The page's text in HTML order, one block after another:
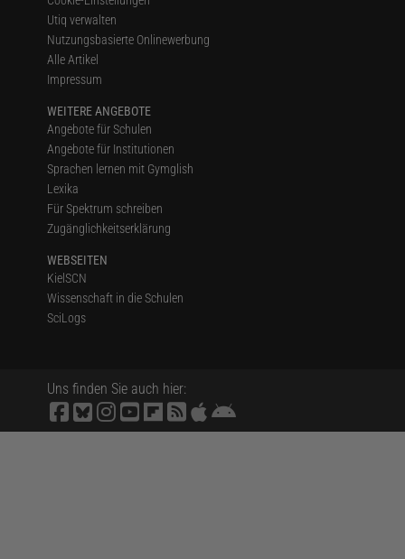
Utiq verwalten
Nutzungsbasierte Onlinewerbung
Alle Artikel
Impressum
WEITERE ANGEBOTE
Angebote für Schulen
Angebote für Institutionen
Sprachen lernen mit Gymglish
Lexika
Für Spektrum schreiben
Zugänglichkeitserklärung
WEBSEITEN
KielSCN
Wissenschaft in die Schulen
SciLogs
Uns finden Sie auch hier: